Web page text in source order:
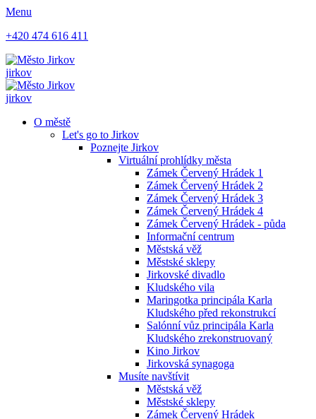
Menu
+420 474 616 411
jirkov
jirkov
O městě
Let's go to Jirkov
Poznejte Jirkov
Virtuální prohlídky města
Zámek Červený Hrádek 1
Zámek Červený Hrádek 2
Zámek Červený Hrádek 3
Zámek Červený Hrádek 4
Zámek Červený Hrádek - půda
Informační centrum
Městská věž
Městské sklepy
Jirkovské divadlo
Kludského vila
Maringotka principála Karla
Kludského před rekonstrukcí
Salónní vůz principála Karla
Kludského zrekonstruovaný
Kino Jirkov
Jirkovská synagoga
Musíte navštívit
Městská věž
Městské sklepy
Zámek Červený Hrádek